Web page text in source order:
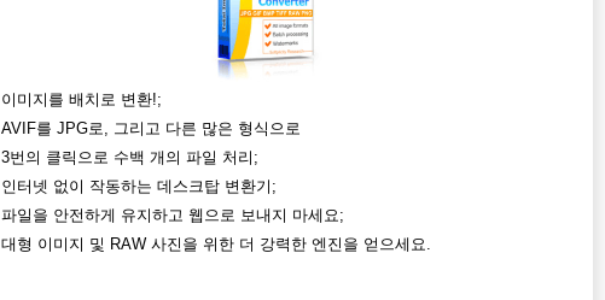
이미지를 배치로 변환!;
AVIF를 JPG로, 그리고 다른 많은 형식으로
3번의 클릭으로 수백 개의 파일 처리;
인터넷 없이 작동하는 데스크탑 변환기;
파일을 안전하게 유지하고 웹으로 보내지 마세요;
대형 이미지 및 RAW 사진을 위한 더 강력한 엔진을 얻으세요.